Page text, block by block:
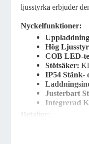
ljusstyrka erbjuder
Nyckelfunktioner:
Hög
COB LED-
Stötsäker:
IP54 Stänk-
Justerbart
Integrerad
Detaljer: